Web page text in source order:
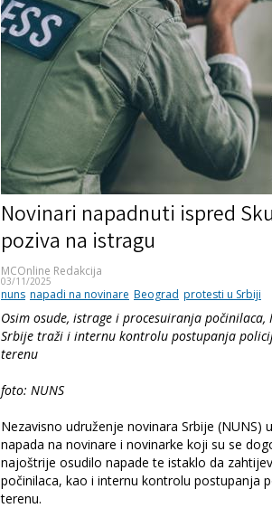
Novinari napadnuti ispred
poziva na istragu
MCOnline Redakcija
03/11/2025
nuns napadi na novinare Beograd protesti u Srbiji
Osim osude, istrage i procesuiranja
Srbije traži i internu kontrolu postupanja
terenu
foto: NUNS
Nezavisno udruženje novinara Srbije (NUNS)
napada na novinare i novinarke koji su se
najoštrije osudilo napade te istaklo da
počinilaca, kao i internu kontrolu postupanja
terenu.